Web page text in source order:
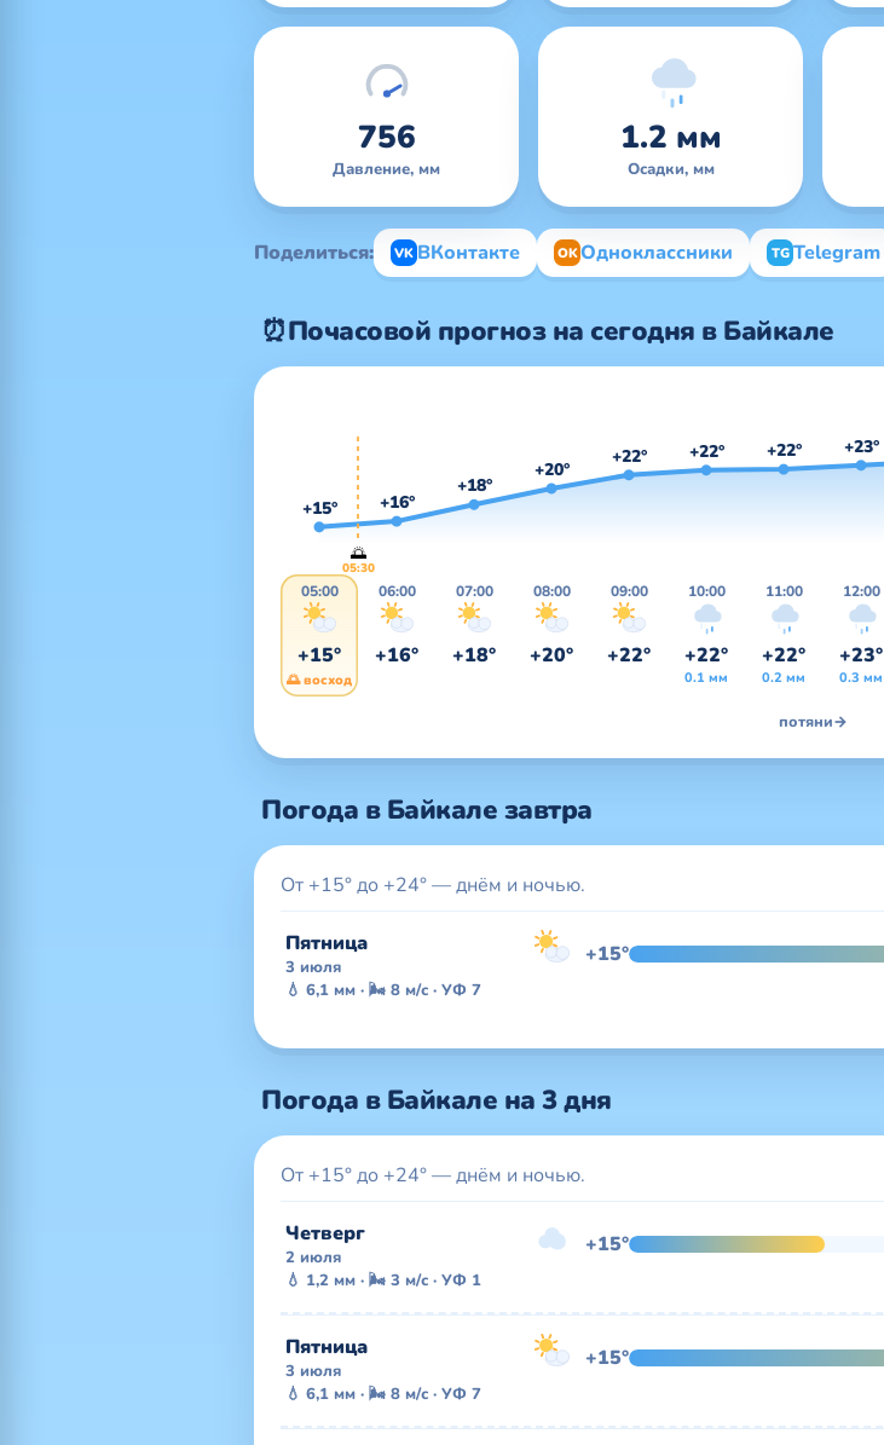
756
Давление, мм
1.2 мм
Осадки, мм
Поделиться: VK ВКонтакте OKОдноклассники TG Telegram
⏰Почасовой прогноз на сегодня в Байкале
+15° +16°
+18°
+20°
+22° +22° +22° +23°
🌅
05:30
05:00
+15°
🌅 восход
06:00
+16°
07:00
+18°
08:00
+20°
09:00
+22°
10:00
+22°
0.1 мм
11:00
+22°
0.2 мм
12:00
+23°
0.3 мм
потяни→
Погода в Байкале завтра
От +15° до +24° — днём и ночью.
Пятница
3 июля +15°
💧 6,1 мм · 🌬 8 м/с · УФ 7
Погода в Байкале на 3 дня
От +15° до +24° — днём и ночью.
Четверг
2 июля +15°
💧 1,2 мм · 🌬 3 м/с · УФ 1
Пятница
3 июля +15°
💧 6,1 мм · 🌬 8 м/с · УФ 7